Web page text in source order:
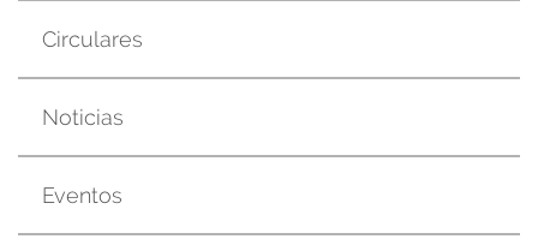
Circulares
Noticias
Eventos